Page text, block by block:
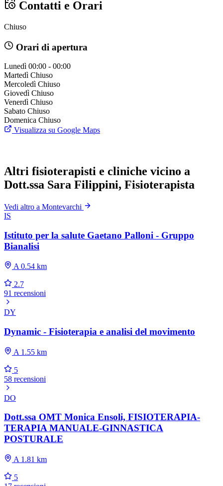
Contatti e Orari
Chiuso
Orari di apertura
Lunedì 00:00 - 00:00
Martedì Chiuso
Mercoledì Chiuso
Giovedì Chiuso
Venerdì Chiuso
Sabato Chiuso
Domenica Chiuso
Visualizza su Google Maps
Altri fisioterapisti e cliniche vicino a
Dott.ssa Sara Filippini, Fisioterapista
Vedi altro a Montevarchi
IS
Istituto per la salute Gaetano Palloni - Gruppo
Bianalisi
A 0.54 km
2.7
91 recensioni
DY
Dynamic - Fisioterapia e analisi del movimento
A 1.55 km
5
58 recensioni
DO
Dott.ssa OMT Monica Ensoli, FISIOTERAPIA-
TERAPIA MANUALE-GINNASTICA
POSTURALE
A 1.81 km
5